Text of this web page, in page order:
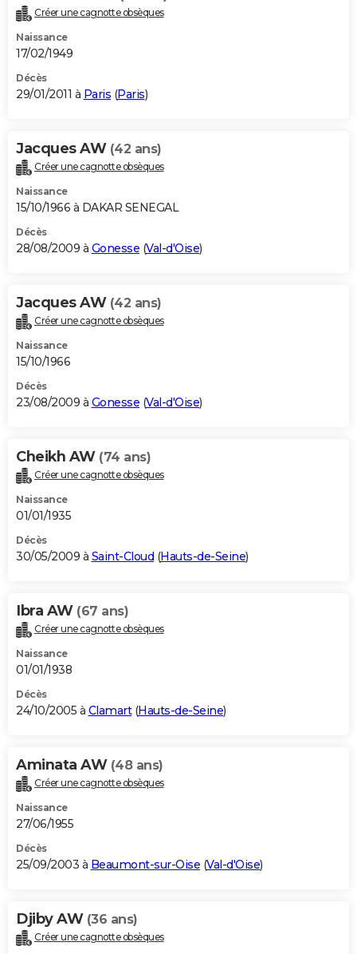
Créer une cagnotte obsèques
Naissance
17/02/1949
Décès
29/01/2011 à Paris (Paris)
Jacques AW (42 ans)
Créer une cagnotte obsèques
Naissance
15/10/1966 à DAKAR SENEGAL
Décès
28/08/2009 à Gonesse (Val-d'Oise)
Jacques AW (42 ans)
Créer une cagnotte obsèques
Naissance
15/10/1966
Décès
23/08/2009 à Gonesse (Val-d'Oise)
Cheikh AW (74 ans)
Créer une cagnotte obsèques
Naissance
01/01/1935
Décès
30/05/2009 à Saint-Cloud (Hauts-de-Seine)
Ibra AW (67 ans)
Créer une cagnotte obsèques
Naissance
01/01/1938
Décès
24/10/2005 à Clamart(Hauts-de-Seine)
Aminata AW (48 ans)
Créer une cagnotte obsèques
Naissance
27/06/1955
Décès
25/09/2003 à Beaumont-sur-Oise (Val-d'Oise)
Djiby AW (36 ans)
Créer une cagnotte obsèques